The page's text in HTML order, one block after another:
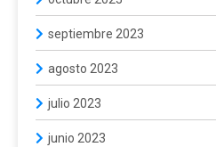
septiembre 2023
agosto 2023
julio 2023
junio 2023